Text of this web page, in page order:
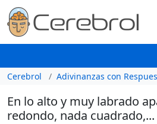
Cerebrol Adivinanzas con
En lo alto y muy labrado
redondo, nada cuadrado,...